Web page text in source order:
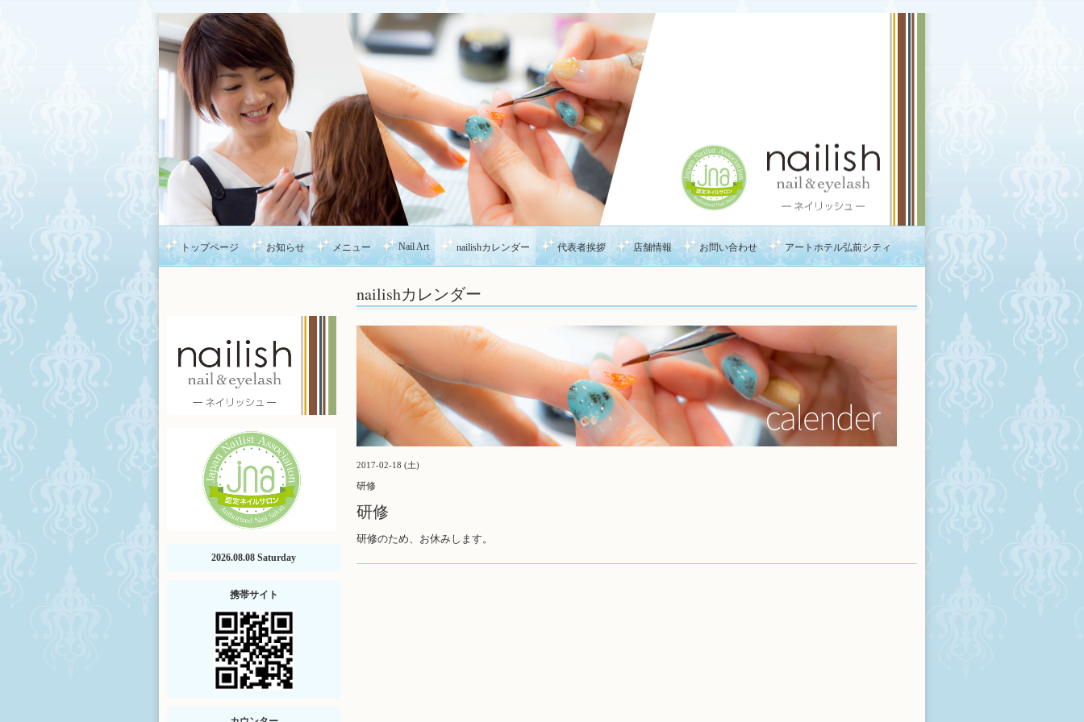
トップページ お知らせ メニュー Nail Art nailishカレンダー 代表者挨拶 店舗情報 お問い合わせ アートホテル弘前シティ
nailishカレンダー
2017-02-18 (土)
研修
研修
研修のため、お休みします。
2026.08.08 Saturday
携帯サイト